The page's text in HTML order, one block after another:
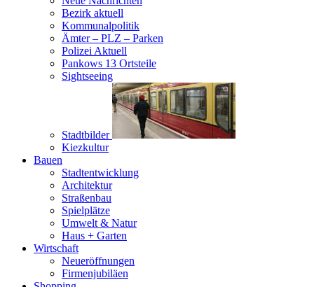
Bezirk aktuell
Kommunalpolitik
Ämter – PLZ – Parken
Polizei Aktuell
Pankows 13 Ortsteile
Sightseeing
Stadtbilder
Kiezkultur
Bauen
Stadtentwicklung
Architektur
Straßenbau
Spielplätze
Umwelt & Natur
Haus + Garten
Wirtschaft
Neueröffnungen
Firmenjubiläen